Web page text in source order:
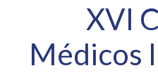
XVI
Médicos